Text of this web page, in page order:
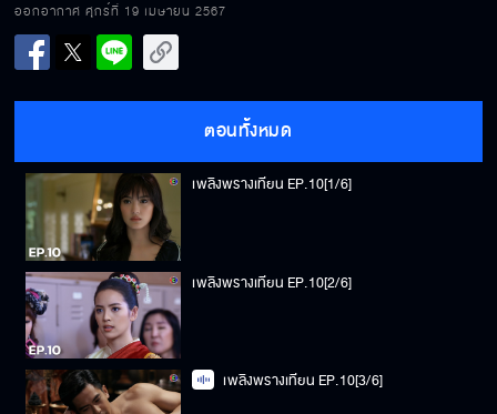
ออกอากาศ ศุกร์ที่ 19 เมษายน 2567
ตอนทั้งหมด
เพลิงพรางเทียน EP.10[1/6]
เพลิงพรางเทียน EP.10[2/6]
เพลิงพรางเทียน EP.10[3/6]